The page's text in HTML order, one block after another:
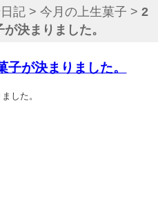
記 >今月の上生菓子 >2
決まりました。
が決まりました。
した。